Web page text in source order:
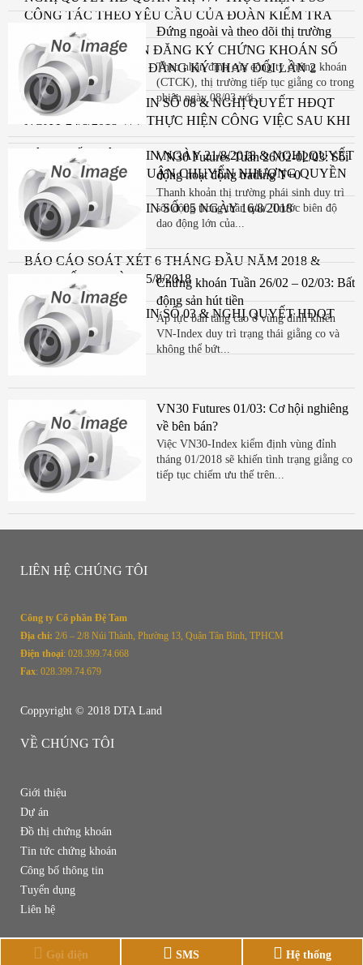
CÔNG TÁC THEO YÊU CẦU CỦA ĐOÀN KIỂM TRA
UBCKNN & CBTT NGÀ
GIẤY CHỨNG NHẬN ĐĂNG KÝ CHỨNG KHOÁN SỐ
136 ( 172 TỶ ĐỒNG)- ĐĂNG KÝ THAY ĐỔI LẦN 2
NGÀY 05/9/2018)
CÔNG BỐ THÔNG TIN SỐ 08 & NGHỊ QUYẾT HĐQT
NGÀY 24/8/2018 V/V THỰC HIỆN CÔNG VIỆC SAU KHI
NHẬN ĐƯỢC
CÔNG BỐ THÔNG TIN NGÀY 21/8/2018 & NGHỊ QUYẾT
HĐQT V/V CHẤP THUẬN CHUYỂN NHƯỢNG QUYỀN
SDĐ TẠI VSIP
CÔNG BỐ THÔNG TIN SỐ 05 NGÀY 16/8/2018
BÁO CÁO SOÁT XÉT 6 THÁNG ĐẦU NĂM 2018 &
CBTT SỐ 04 NGÀY 15/8/2018
CÔNG BỐ THÔNG TIN SỐ 03 & NGHỊ QUYẾT HĐQT
NGÀY 15/8/2018
Đứng ngoài và theo dõi thị trường
Theo nhận định của công ty chứng khoán
(CTCK), thị trường tiếp tục giằng co trong
phiên ngày 08/03 với...
VN30 Futures Tuần 26/02-02/03: Sôi
động hoạt động trading T+0
Thanh khoản thị trường phái sinh duy trì
sôi động trong tuần qua. Trước biên độ
dao động lớn của...
Chứng khoán Tuần 26/02 – 02/03: Bất
động sản hút tiền
Áp lực bán tăng cao ở vùng đỉnh khiến
VN-Index duy trì trạng thái giằng co và
không thể bứt...
VN30 Futures 01/03: Cơ hội nghiêng
về bên bán?
Việc VN30-Index kiểm định vùng đỉnh
tháng 01/2018 sẽ khiến tình trạng giằng co
tiếp tục chiếm ưu thế trên...
LIÊN HỆ CHÚNG TÔI
Công ty Cổ phần Đệ Tam
Địa chỉ: 2/6 – 2/8 Núi Thành, Phường 13, Quận Tân Bình, TPHCM
Điện thoại: 028.399.74.668
Fax: 028.399.74.679
Coppyright © 2018 DTA Land
VỀ CHÚNG TÔI
Giới thiệu
Dự án
Đồ thị chứng khoán
Tin tức chứng khoán
Công bố thông tin
Tuyển dụng
Liên hệ
Gọi điện SMS Hệ thống